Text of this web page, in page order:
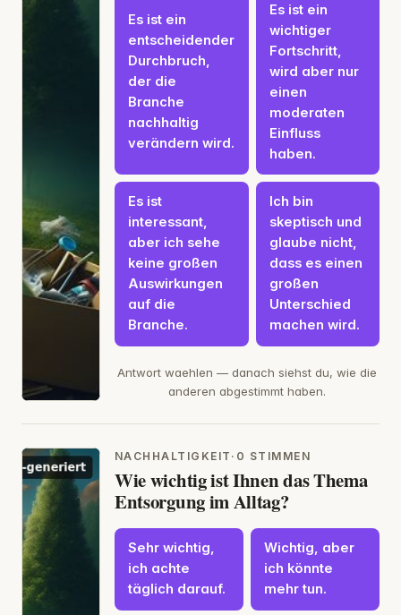
Es ist ein
entscheidender
Durchbruch,
der die
Branche
nachhaltig
verändern wird.
Es ist ein
wichtiger
Fortschritt,
wird aber nur
einen
moderaten
Einfluss
haben.
Es ist
interessant,
aber ich sehe
keine großen
Auswirkungen
auf die
Branche.
skeptisch und
glaube nicht,
dass es einen
großen
Unterschied
machen wird.
Antwort waehlen — danach siehst du, wie die
anderen abgestimmt haben.
NACHHALTIGKEIT · 0 STIMMEN
Wie wichtig ist Ihnen das Thema
Entsorgung im Alltag?
Sehr wichtig,
ich achte
täglich darauf.
Wichtig, aber
ich könnte
mehr tun.